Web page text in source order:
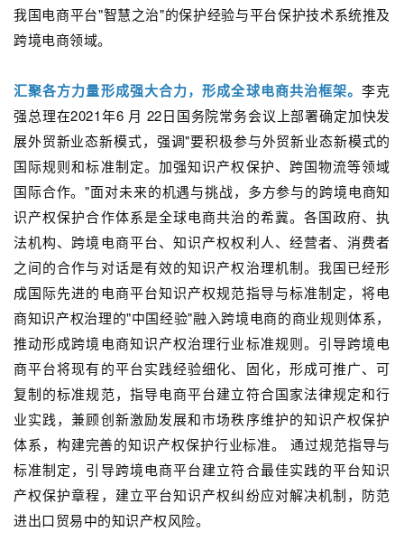
我国电商平台"智慧之治"的保护经验与平台保护技术系统推及
跨境电商领域。
汇聚各方力量形成强大合力，形成全球电商共治框架。李克
强总理在2021年6 月 22日国务院常务会议上部署确定加快发
展外贸新业态新模式，强调"要积极参与外贸新业态新模式的
国际规则和标准制定。加强知识产权保护、跨国物流等领域
国际合作。"面对未来的机遇与挑战，多方参与的跨境电商知
识产权保护合作体系是全球电商共治的希冀。各国政府、执
法机构、跨境电商平台、知识产权权利人、经营者、消费者
之间的合作与对话是有效的知识产权治理机制。我国已经形
成国际先进的电商平台知识产权规范指导与标准制定，将电
商知识产权治理的"中国经验"融入跨境电商的商业规则体系，
推动形成跨境电商知识产权治理行业标准规则。引导跨境电
商平台将现有的平台实践经验细化、固化，形成可推广、可
复制的标准规范，指导电商平台建立符合国家法律规定和行
业实践，兼顾创新激励发展和市场秩序维护的知识产权保护
体系，构建完善的知识产权保护行业标准。 通过规范指导与
标准制定，引导跨境电商平台建立符合最佳实践的平台知识
产权保护章程，建立平台知识产权纠纷应对解决机制，防范
进出口贸易中的知识产权风险。